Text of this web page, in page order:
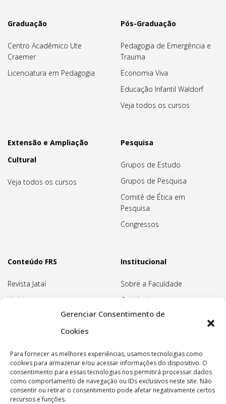
Gerenciar Consentimento de
Cookies
Para fornecer as melhores experiências, usamos tecnologias como
cookies para armazenar e/ou acessar informações do dispositivo. O
consentimento para essas tecnologias nos permitirá processar dados
como comportamento de navegação ou IDs exclusivos neste site. Não
consentir ou retirar o consentimento pode afetar negativamente certos
recursos e funções.
Graduação
Centro Acadêmico Ute
Craemer
Licenciatura em Pedagogia
Pós-Graduação
Pedagogia de Emergência e
Trauma
Economia Viva
Educação Infantil Waldorf
Veja todos os cursos
Extensão e Ampliação
Cultural
Veja todos os cursos
Pesquisa
Grupos de Estudo
Grupos de Pesquisa
Comitê de Ética em
Pesquisa
Congressos
Conteúdo FRS
Revista Jataí
Webinars
Institucional
Sobre a Faculdade
Ouvidoria
Pedagogia Waldorf
Nossa Sede
Política de privacidade